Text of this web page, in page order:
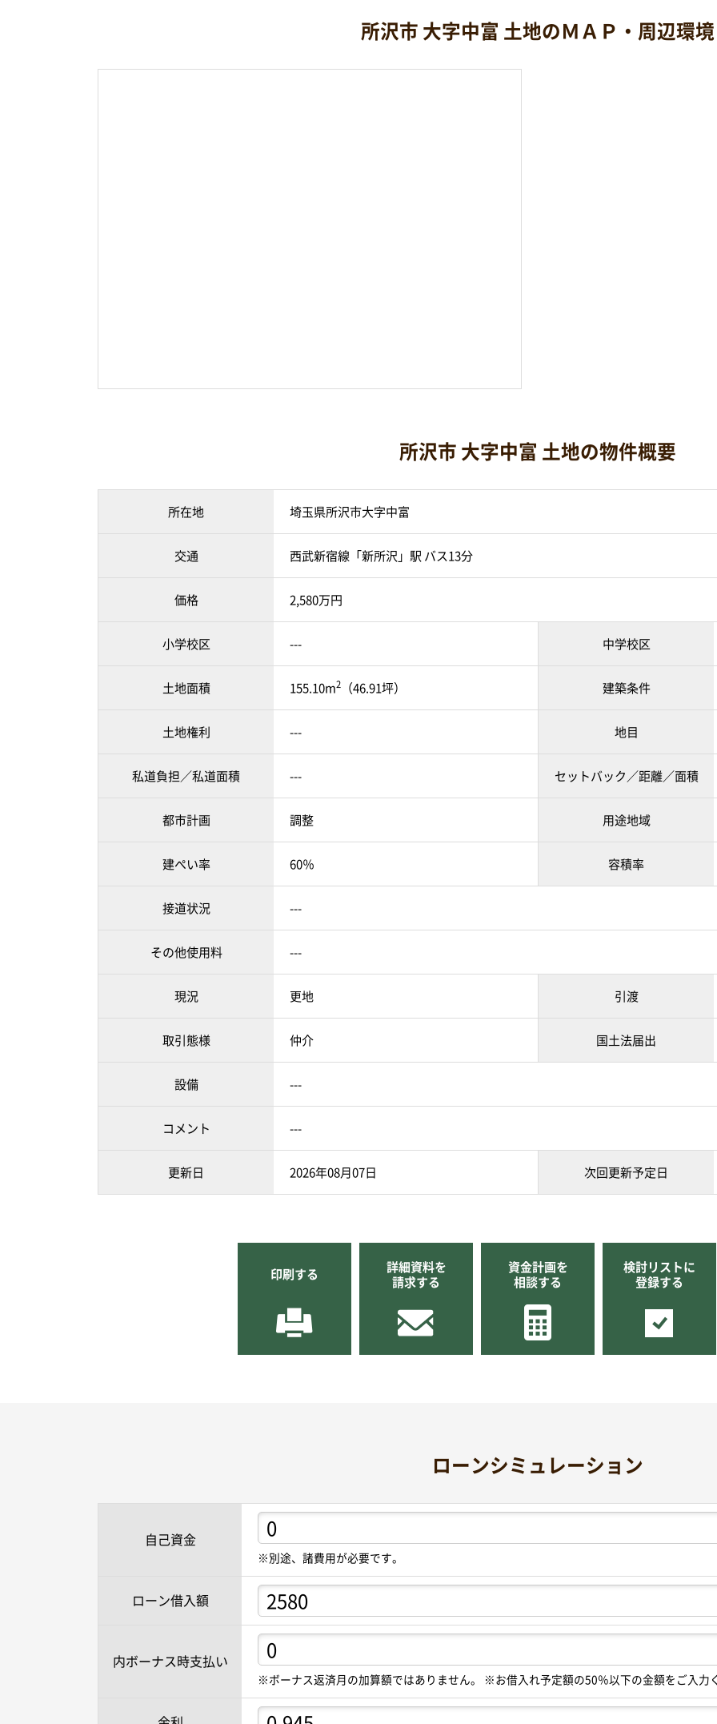
所沢市 大字中富 土地のＭＡＰ・周辺環境
所沢市 大字中富 土地の物件概要
所在地 埼玉県所沢市大字中富
交通 西武新宿線「新所沢」駅 バス13分
価格 2,580万円
小学校区 --- 中学校区
土地面積 155.10m2 （46.91坪） 建築条件
土地権利 --- 地目
私道負担／私道面積 --- セットバック／距離／面積
都市計画 調整 用途地域
建ぺい率 60％ 容積率
接道状況 ---
その他使用料 ---
現況 更地 引渡
取引態様 仲介 国土法届出
設備 ---
コメント ---
更新日 2026年08月07日 次回更新予定日
印刷する
詳細資料を
請求する
資金計画を
相談する
検討リストに
登録する
ローンシミュレーション
自己資金
※別途、諸費用が必要です。
ローン借入額
内ボーナス時支払い
※ボーナス返済月の加算額ではありません。 ※お借入れ予定額の50％以下の金額をご入力